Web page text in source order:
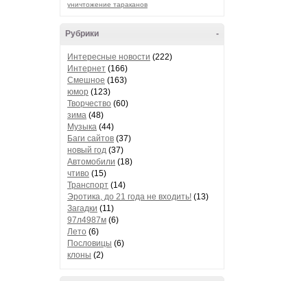
уничтожение тараканов
-
Рубрики
Интересные новости (222)
Интернет (166)
Смешное (163)
юмор (123)
Творчество (60)
зима (48)
Музыка (44)
Баги сайтов (37)
новый год (37)
Автомобили (18)
чтиво (15)
Транспорт (14)
Эротика, до 21 года не входить! (13)
Загадки (11)
97л4987м (6)
Лето (6)
Пословицы (6)
клоны (2)